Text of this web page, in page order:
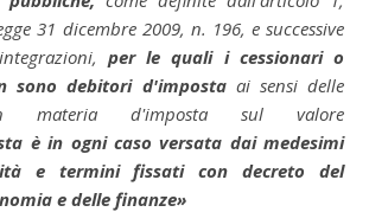
31 dicembre 2009, n. 196, e successive
per le quali i cessionari o
sono debitori d'impostaai sensi delle
materia d'imposta sul valore
è in ogni caso versata dai medesimi
e termini fissati con decreto del
e delle finanze»